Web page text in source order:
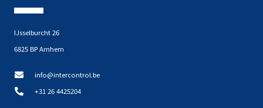
IJsselburcht 26
6825 BP Arnhem
info@intercontrol.be
+31 26 4425204